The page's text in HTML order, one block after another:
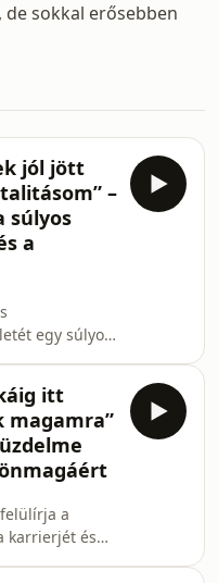
sokkal erősebben
jól jött
–
súlyos
a
egy súlyos
után
újra élni,
A
vezető út
és más,
közösség és
itt
magamra”
a
karrierjét és